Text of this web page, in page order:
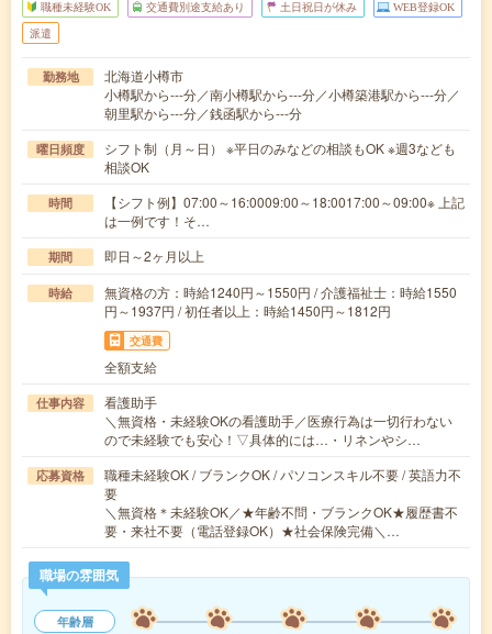
職種未経験OK 交通費別途支給あり 土日祝日が休み WEB登録OK
派遣
勤務地
北海道小樽市
小樽駅から---分／南小樽駅から---分／小樽築港駅から---分／
朝里駅から---分／銭函駅から---分
曜日頻度
シフト制（月～日） ※平日のみなどの相談もOK ※週3なども
相談OK
時間
【シフト例】07:00～16:0009:00～18:0017:00～09:00※ 上記
は一例です！そ…
期間 即日～2ヶ月以上
時給
無資格の方：時給1240円～1550円 / 介護福祉士：時給1550
円～1937円 / 初任者以上：時給1450円～1812円
交通費
全額支給
仕事内容
看護助手
＼無資格・未経験OKの看護助手／医療行為は一切行わない
ので未経験でも安心！▽具体的には…・リネンやシ…
応募資格
職種未経験OK / ブランクOK / パソコンスキル不要 / 英語力不
要
＼無資格＊未経験OK／★年齢不問・ブランクOK★履歴書不
要・来社不要（電話登録OK）★社会保険完備＼…
職場の雰囲気
年齢層